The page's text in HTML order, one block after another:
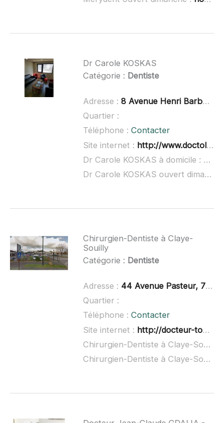
Dr Carole KOSKAS
Catégorie : Dentiste
Adresse : 8 Avenue Henri Barbusse, 95470 Fosses
Quartier :
Téléphone : Contacter
Site internet : http://www.doctolib.fr/dentiste/fosses/carole-koskas
Dr Carole KOSKAS à domicile :
non
Dr Carole KOSKAS ouvert dimanche :
Chirurgien-Dentiste à Claye-
Souilly
Catégorie : Dentiste
Adresse : 44 Avenue Pasteur, 77410 Claye-Souilly
Quartier :
Téléphone : Contacter
Site internet : http://docteur-tourterel-marie-christine.chirurgiens-dentistes.fr/fr/contactez-nous
Chirurgien-Dentiste à Claye-Souilly à domicile :
Chirurgien-Dentiste à Claye-Souilly ouvert dimanche :